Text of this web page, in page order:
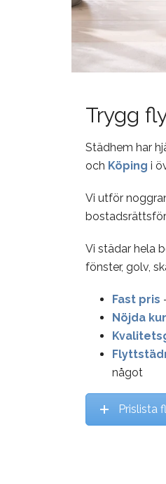
Trygg
Städhem har
och Köping i
Vi utför
Vi städar hela
fönster, golv,
Fast pris
Nöjda
något
Prislista